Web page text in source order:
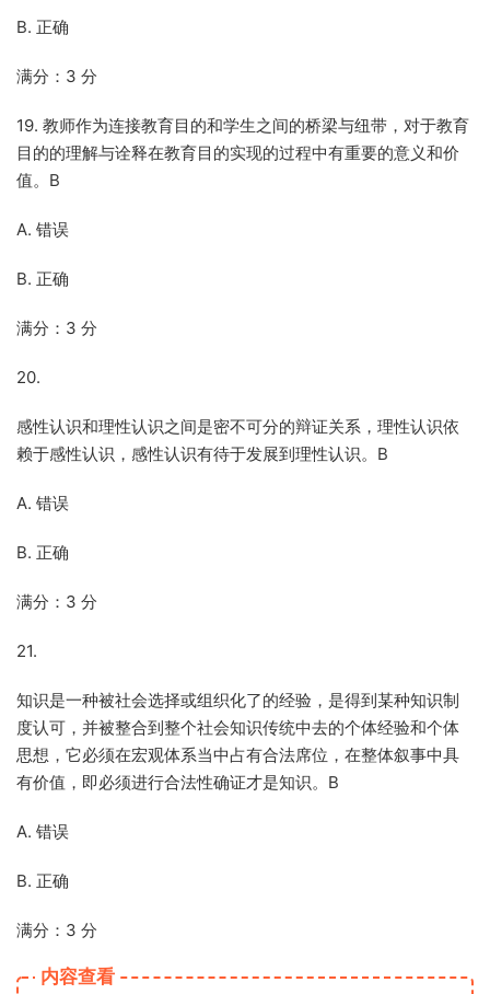
B. 正确
满分：3 分
19. 教师作为连接教育目的和学生之间的桥梁与纽带，对于教育
目的的理解与诠释在教育目的实现的过程中有重要的意义和价
值。B
A. 错误
B. 正确
满分：3 分
20.
感性认识和理性认识之间是密不可分的辩证关系，理性认识依
赖于感性认识，感性认识有待于发展到理性认识。B
A. 错误
B. 正确
满分：3 分
21.
知识是一种被社会选择或组织化了的经验，是得到某种知识制
度认可，并被整合到整个社会知识传统中去的个体经验和个体
思想，它必须在宏观体系当中占有合法席位，在整体叙事中具
有价值，即必须进行合法性确证才是知识。B
A. 错误
B. 正确
满分：3 分
内容查看